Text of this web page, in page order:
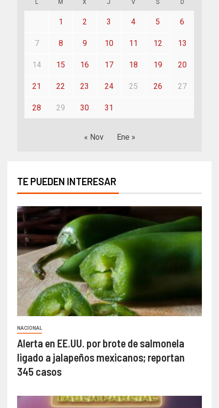
L M X J V S D
1 2 3 4 5 6
7 8 9 10 11 12 13
14 15 16 17 18 19 20
21 22 23 24 25 26 27
28 29 30 31
« Nov Ene »
TE PUEDEN INTERESAR
NACIONAL
Alerta en EE.UU. por brote de salmonela
ligado a jalapeños mexicanos; reportan
345 casos